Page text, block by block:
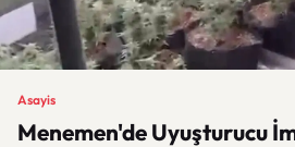
Asayis
Menemen'de Uyuşturucu